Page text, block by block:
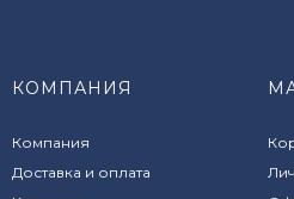
КОМПАНИЯ
Компания
Доставка и оплата